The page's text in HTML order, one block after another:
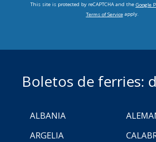
This site is protected by reCAPTCHA and the Google
Terms of Serviceapply.
Boletos de ferries:
ALBANIA
ARGELIA